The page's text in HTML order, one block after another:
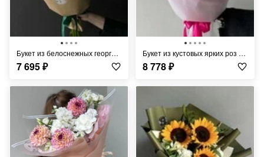
Букет из белоснежных георгин в стильной упаковке FT914
7 695₽
Букет из кустовых ярких роз с эвкалиптом FT523
8 778₽